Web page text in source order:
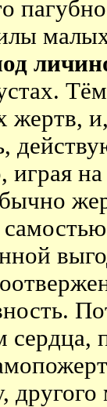
малых
жертв,
играя